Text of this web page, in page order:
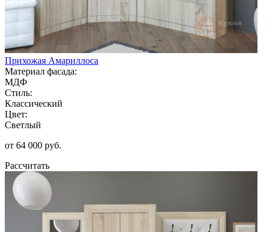
Прихожая Амариллоса
Материал фасада:
МДФ
Стиль:
Классический
Цвет:
Светлый
от 64 000 руб.
Рассчитать